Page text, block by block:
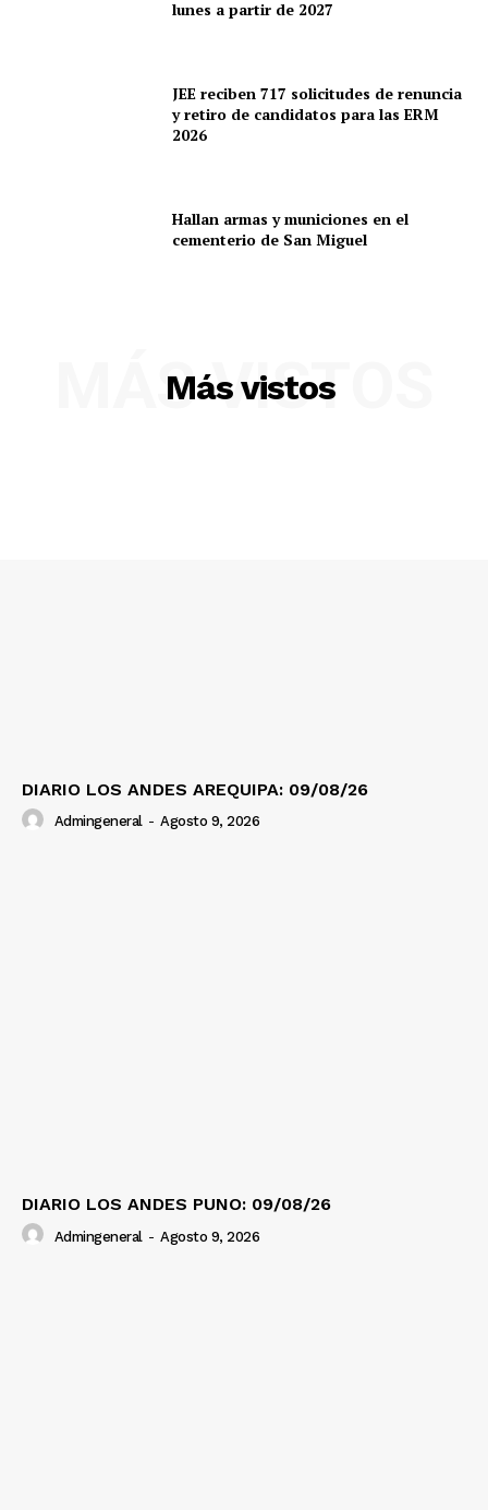
lunes a partir de 2027
JEE reciben 717 solicitudes de renuncia
y retiro de candidatos para las ERM
2026
Hallan armas y municiones en el
cementerio de San Miguel
Más vistos
MÁS VISTOS
DIARIO LOS ANDES AREQUIPA: 09/08/26
Admingeneral - Agosto 9, 2026
DIARIO LOS ANDES PUNO: 09/08/26
Admingeneral - Agosto 9, 2026